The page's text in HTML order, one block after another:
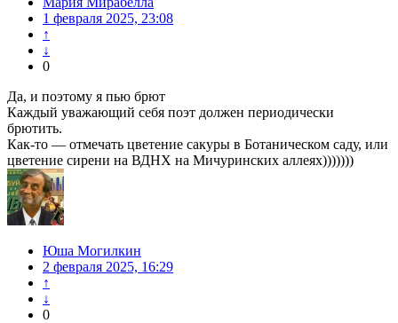
1 февраля 2025, 23:08
↑
↓
0
Да, и поэтому я пью брют
Каждый уважающий себя поэт должен периодически
брютить.
Как-то — отмечать цветение сакуры в Ботаническом саду, или
цветение сирени на ВДНХ на Мичуринских аллеях)))))))
Юша Могилкин
2 февраля 2025, 16:29
↑
↓
0